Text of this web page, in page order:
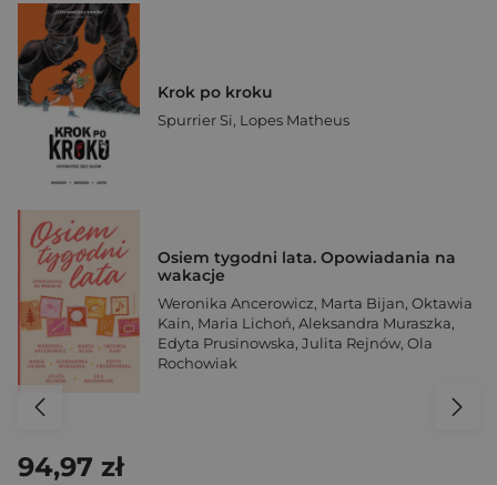
Krok po kroku
Spurrier Si, Lopes Matheus
Osiem tygodni lata. Opowiadania na
wakacje
Weronika Ancerowicz, Marta Bijan, Oktawia
Kain, Maria Lichoń, Aleksandra Muraszka,
Edyta Prusinowska, Julita Rejnów, Ola
Rochowiak
94,97 zł